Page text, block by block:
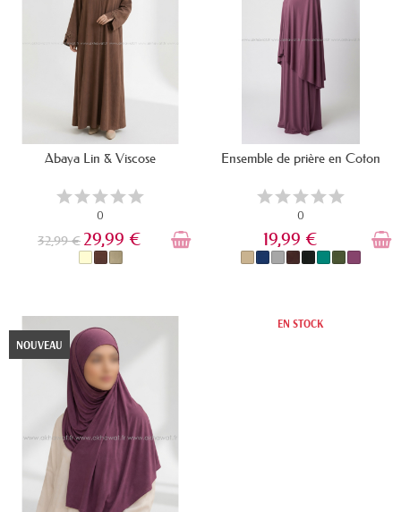
Abaya Lin & Viscose
0
32,99 € 29,99 €
EN STOCK
Ensemble de prière en Coton
0
19,99 €
EN STOCK
NOUVEAU